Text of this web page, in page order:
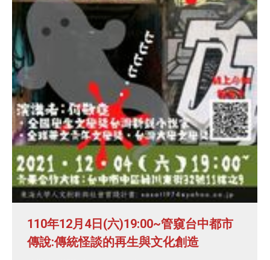
110年12月4日(六)19:00~管窺台中都市
傳說:傳統怪談的再生與文化創造